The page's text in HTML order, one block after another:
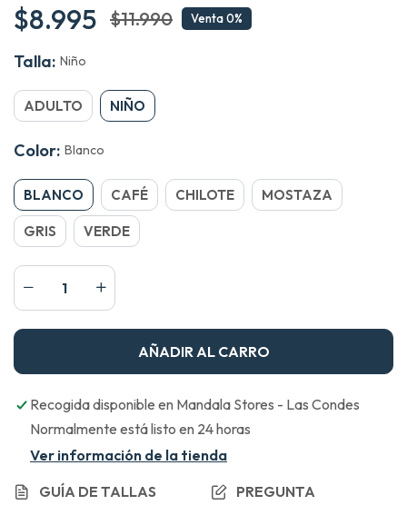
$8.995 $11.990 Venta0
Talla: Niño
ADULTO NIÑO
Color: Blanco
BLANCO CAFÉ CHILOTE MOSTAZA
GRIS VERDE
AÑADIR AL CARRO
Recogida disponible en Mandala Stores - Las Condes
Normalmente está listo en 24 horas
Ver información de la tienda
GUÍA DE TALLAS
PREGUNTA